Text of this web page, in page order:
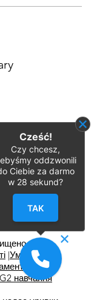
|Умови
G2 навчання
Cześć!
Czy chcesz,
oddzwonili
Ciebie za darmo
w 28 sekund?
TAK